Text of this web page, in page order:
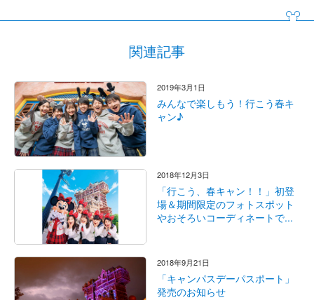
関連記事
2019年3月1日
みんなで楽しもう！行こう春キ
ャン♪
2018年12月3日
「行こう、春キャン！！」初登
場＆期間限定のフォトスポット
やおそろいコーディネートで...
2018年9月21日
「キャンパスデーパスポート」
発売のお知らせ